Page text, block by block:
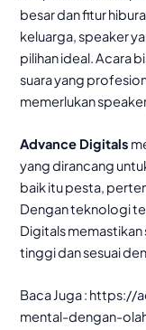
besar dan fitur
keluarga, speaker
pilihan ideal. Acara
suara yang
memerlukan
Advance Digitals
yang dirancang
baik itu pesta,
Dengan teknologi
Digitals memastikan
tinggi dan sesuai
Baca Juga : https://
mental-dengan-